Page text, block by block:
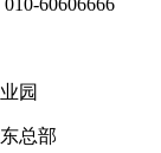
园
总部